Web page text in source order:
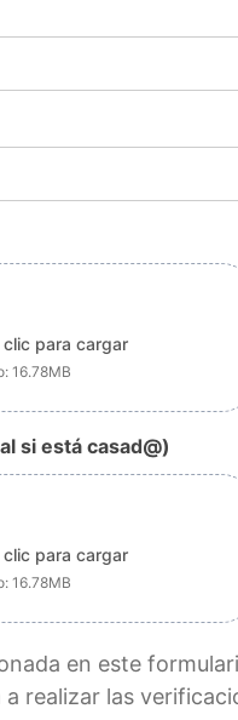
para cargar
16.78MB
si está casad@)
para cargar
16.78MB
en este
realizar las